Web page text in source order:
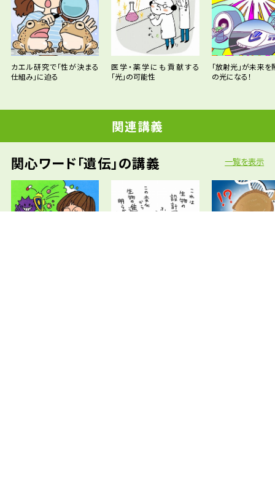
カエル研究で「性が決まる
仕組み」に迫る
医学・薬学にも貢献する
「光」の可能性
「放射光」が未来
の光になる！
関連講義
関心ワード「遺伝」の講義 一覧を表示